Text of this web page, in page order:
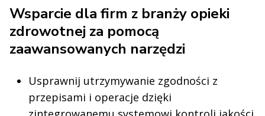
Wsparcie dla firm z branży opieki
zdrowotnej za pomocą
zaawansowanych narzędzi
Usprawnij utrzymywanie zgodności z
przepisami i operacje dzięki